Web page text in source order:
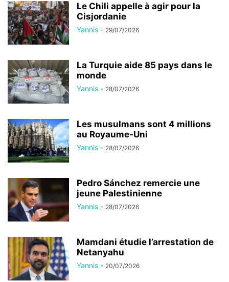
Le Chili appelle à agir pour la
Cisjordanie
Yannis - 29/07/2026
La Turquie aide 85 pays dans le
monde
Yannis - 28/07/2026
Les musulmans sont 4 millions
au Royaume-Uni
Yannis - 28/07/2026
Pedro Sánchez remercie une
jeune Palestinienne
Yannis - 28/07/2026
Mamdani étudie l’arrestation de
Netanyahu
Yannis - 20/07/2026